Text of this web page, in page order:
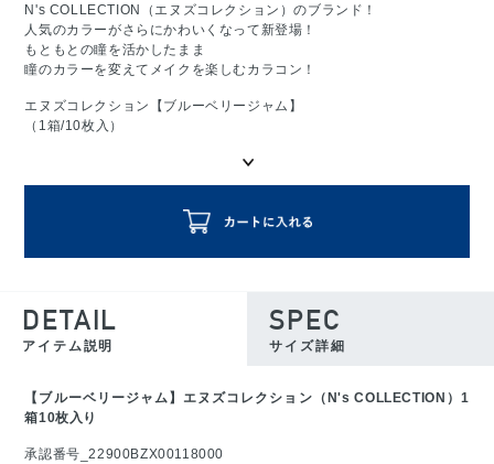
N's COLLECTION（エヌズコレクション）のブランド！
人気のカラーがさらにかわいくなって新登場！
もともとの瞳を活かしたまま
瞳のカラーを変えてメイクを楽しむカラコン！
エヌズコレクション【ブルーベリージャム】
（1箱/10枚入）
DETAIL
アイテム説明
SPEC
サイズ詳細
【ブルーベリージャム】エヌズコレクション（N's COLLECTION）1
箱10枚入り
承認番号_22900BZX00118000